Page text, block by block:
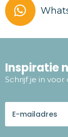
Inspiratie
Schrijf je in